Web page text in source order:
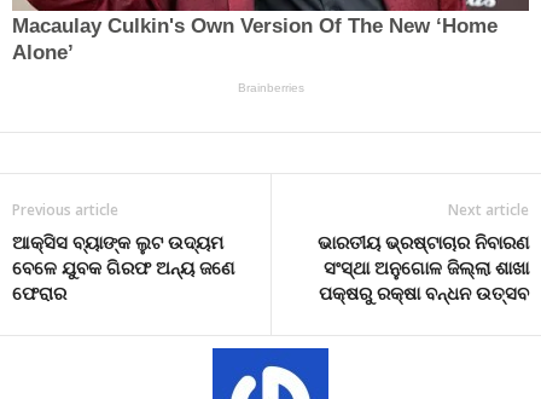
Previous article
ଆକ୍ସିସ ବ୍ୟାଙ୍କ ଲୁଟ ଉଦ୍ୟମ
ବେଳେ ଯୁବକ ଗିରଫ ଅନ୍ୟ ଜଣେ
ଫେରାର
Next article
ଭାରତୀୟ ଭ୍ରଷ୍ଟାଚାର ନିବାରଣ
ସଂସ୍ଥା ଅନୁଗୋଳ ଜିଲ୍ଲା ଶାଖା
ପକ୍ଷରୁ ରକ୍ଷା ବନ୍ଧନ ଉତ୍ସବ